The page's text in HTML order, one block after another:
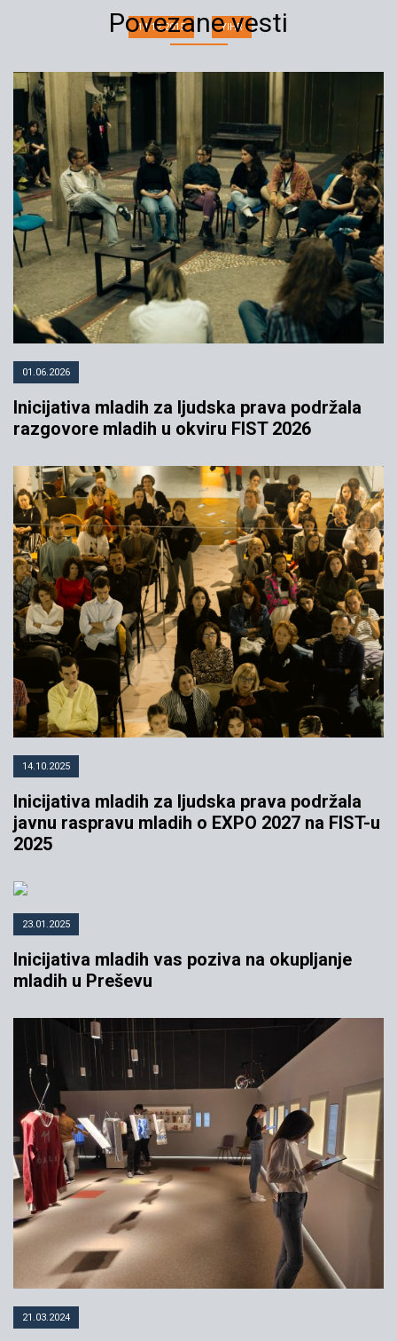
14.12.2015 YIHR
Povezane vesti
01.06.2026
Inicijativa mladih za ljudska prava podržala
razgovore mladih u okviru FIST 2026
14.10.2025
Inicijativa mladih za ljudska prava podržala
javnu raspravu mladih o EXPO 2027 na FIST-u
2025
23.01.2025
Inicijativa mladih vas poziva na okupljanje
mladih u Preševu
21.03.2024